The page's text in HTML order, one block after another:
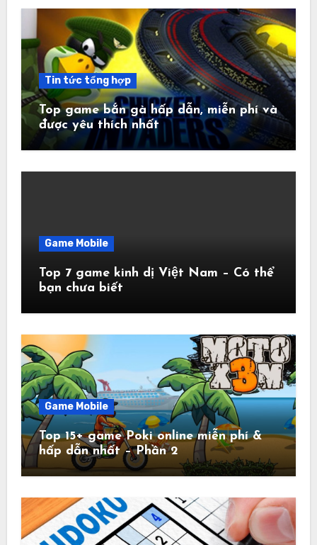
Tin tức tổng hợp
Top game bắn gà hấp dẫn, miễn phí và
được yêu thích nhất
Game Mobile
Top 7 game kinh dị Việt Nam – Có thể
bạn chưa biết
Game Mobile
Top 15+ game Poki online miễn phí &
hấp dẫn nhất – Phần 2